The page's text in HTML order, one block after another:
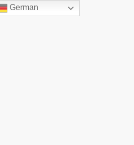
German